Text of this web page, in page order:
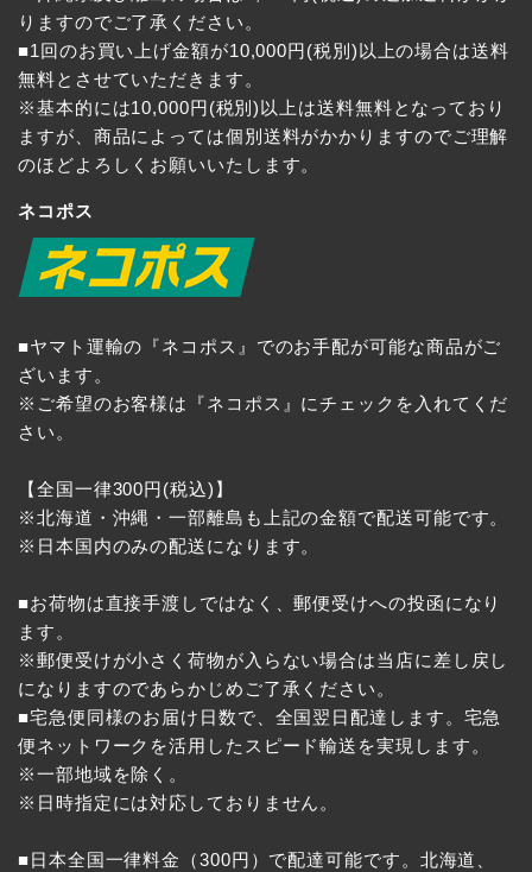
りますのでご了承ください。
■1回のお買い上げ金額が10,000円(税別)以上の場合は送料
無料とさせていただきます。
※基本的には10,000円(税別)以上は送料無料となっており
ますが、商品によっては個別送料がかかりますのでご理解
のほどよろしくお願いいたします。
ネコポス
■ヤマト運輸の『ネコポス』でのお手配が可能な商品がご
ざいます。
※ご希望のお客様は『ネコポス』にチェックを入れてくだ
さい。
【全国一律300円(税込)】
※北海道・沖縄・一部離島も上記の金額で配送可能です。
※日本国内のみの配送になります。
■お荷物は直接手渡しではなく、郵便受けへの投函になり
ます。
※郵便受けが小さく荷物が入らない場合は当店に差し戻し
になりますのであらかじめご了承ください。
■宅急便同様のお届け日数で、全国翌日配達します。宅急
便ネットワークを活用したスピード輸送を実現します。
※一部地域を除く。
※日時指定には対応しておりません。
■日本全国一律料金（300円）で配達可能です。北海道、